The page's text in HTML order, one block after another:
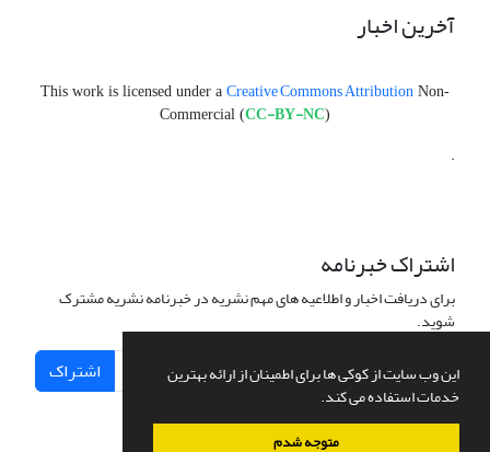
این وب سایت از کوکی ها برای اطمینان از ارائه بهترین
خدمات استفاده می کند.
متوجه شدم
آخرین اخبار
This work is licensed under a Creative Commons Attribution Non-
Commercial (CC-BY-NC)
.
اشتراک خبرنامه
برای دریافت اخبار و اطلاعیه های مهم نشریه در خبرنامه نشریه مشترک
شوید.
اشتراک